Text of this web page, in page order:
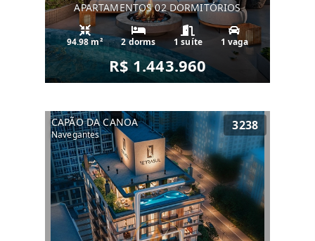
APARTAMENTOS 02 DORMITÓRIOS
94.98 m² 2 dorms 1 suíte 1 vaga
R$ 1.443.960
CAPÃO DA CANOA
Navegantes
3238